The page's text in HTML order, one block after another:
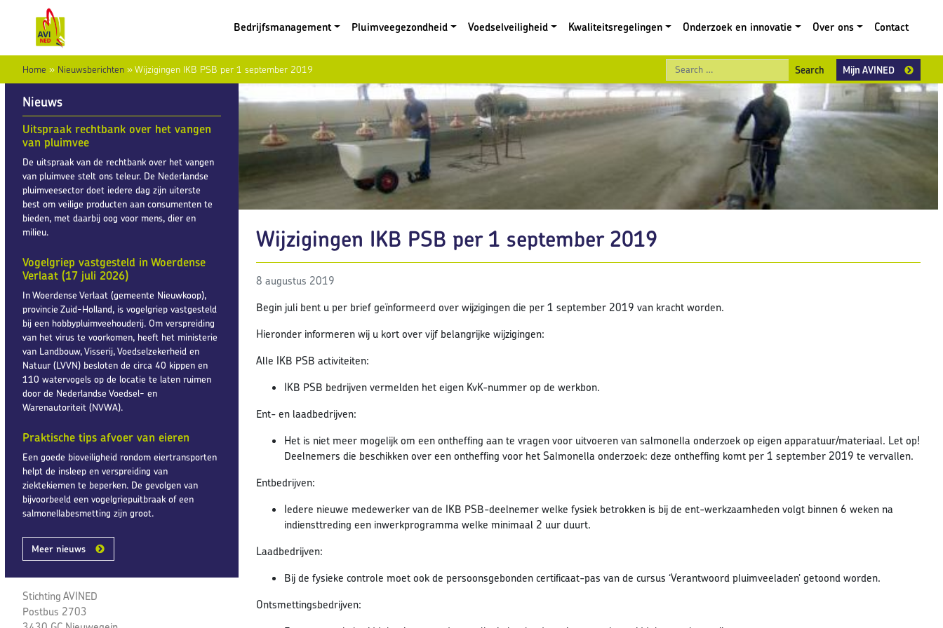
Bedrijfsmanagement
Pluimveegezondheid Voedselveiligheid Kwaliteitsregelingen Onderzoek en innovatie Over ons Contact
Home » Nieuwsberichten »Wijzigingen IKB PSB per 1 september 2019 Search
Mijn AVINED
Nieuws
Uitspraak rechtbank over het vangen
van pluimvee
De uitspraak van de rechtbank over het vangen
van pluimvee stelt ons teleur. De Nederlandse
pluimveesector doet iedere dag zijn uiterste
best om veilige producten aan consumenten te
bieden, met daarbij oog voor mens, dier en
milieu.
Vogelgriep vastgesteld in Woerdense
Verlaat (17 juli 2026)
In Woerdense Verlaat (gemeente Nieuwkoop),
provincie Zuid-Holland, is vogelgriep vastgesteld
bij een hobbypluimveehouderij. Om verspreiding
van het virus te voorkomen, heeft het ministerie
van Landbouw, Visserij, Voedselzekerheid en
Natuur (LVVN) besloten de circa 40 kippen en
110 watervogels op de locatie te laten ruimen
door de Nederlandse Voedsel- en
Warenautoriteit (NVWA).
Praktische tips afvoer van eieren
Een goede bioveiligheid rondom eiertransporten
helpt de insleep en verspreiding van
ziektekiemen te beperken. De gevolgen van
bijvoorbeeld een vogelgriepuitbraak of een
salmonellabesmetting zijn groot.
Meer nieuws
Stichting AVINED
Postbus 2703
Wijzigingen IKB PSB per 1 september 2019
8 augustus 2019
Begin juli bent u per brief geïnformeerd over wijzigingen die per 1 september 2019 van kracht worden.
Hieronder informeren wij u kort over vijf belangrijke wijzigingen:
Alle IKB PSB activiteiten:
IKB PSB bedrijven vermelden het eigen KvK-nummer op de werkbon.
Ent- en laadbedrijven:
Het is niet meer mogelijk om een ontheffing aan te vragen voor uitvoeren van salmonella onderzoek op eigen apparatuur/materiaal. Let op!
Deelnemers die beschikken over een ontheffing voor het Salmonella onderzoek: deze ontheffing komt per 1 september 2019 te vervallen.
Entbedrijven:
Iedere nieuwe medewerker van de IKB PSB-deelnemer welke fysiek betrokken is bij de ent-werkzaamheden volgt binnen 6 weken na
indiensttreding een inwerkprogramma welke minimaal 2 uur duurt.
Laadbedrijven:
Bij de fysieke controle moet ook de persoonsgebonden certificaat-pas van de cursus ‘Verantwoord pluimveeladen’ getoond worden.
Ontsmettingsbedrijven: